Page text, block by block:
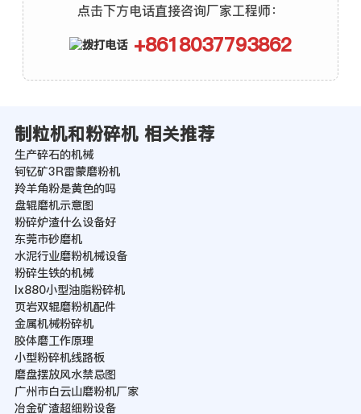
点击下方电话直接咨询厂家工程师：
+8618037793862
制粒机和粉碎机 相关推荐
生产碎石的机械
钶钇矿3R雷蒙磨粉机
羚羊角粉是黄色的吗
盘辊磨机示意图
粉碎炉渣什么设备好
东莞市砂磨机
水泥行业磨粉机械设备
粉碎生铁的机械
lx880小型油脂粉碎机
页岩双辊磨粉机配件
金属机械粉碎机
胶体磨工作原理
小型粉碎机线路板
磨盘摆放风水禁忌图
广州市白云山磨粉机厂家
冶金矿渣超细粉设备